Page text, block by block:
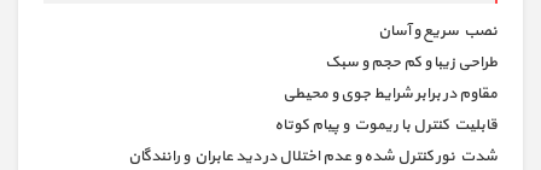
نصب سریع و آسان
طراحی زیبا و کم حجم و سبک
مقاوم در برابر شرایط جوی و محیطی
قابلیت کنترل با ریموت و پیام کوتاه
شدت نور کنترل شده و عدم اختلال در دید عابران و رانندگان